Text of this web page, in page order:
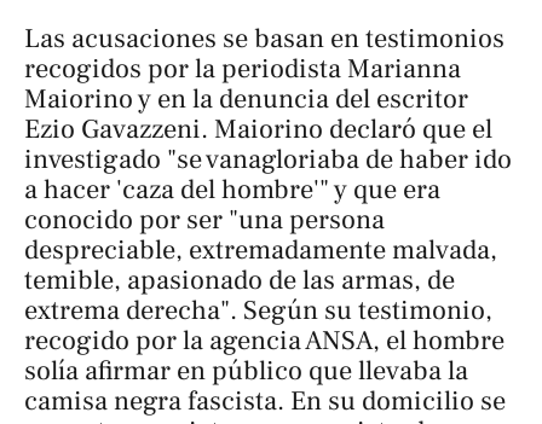
Las acusaciones se basan en testimonios
recogidos por la periodista Marianna
Maiorino y en la denuncia del escritor
Ezio Gavazzeni. Maiorino declaró que el
investigado "se vanagloriaba de haber ido
a hacer 'caza del hombre'" y que era
conocido por ser "una persona
despreciable, extremadamente malvada,
temible, apasionado de las armas, de
extrema derecha". Según su testimonio,
recogido por la agencia ANSA, el hombre
solía afirmar en público que llevaba la
camisa negra fascista. En su domicilio se